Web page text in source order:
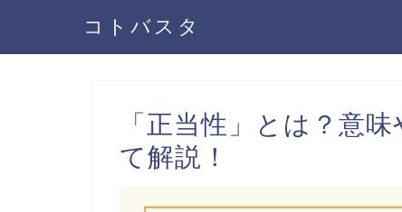
コトバスタ
「正当性」とは？意
て解説！